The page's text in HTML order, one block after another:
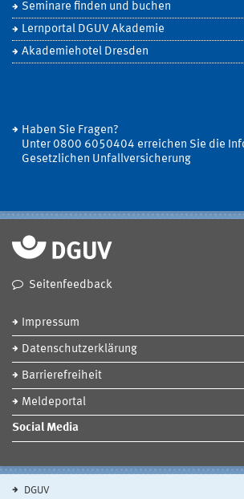
Seminare finden und buchen
Lernportal DGUV Akademie
Akademiehotel Dresden
Haben Sie Fragen?
Unter 0800 6050404 erreichen Sie die
Gesetzlichen Unfallversicherung
Seitenfeedback
Impressum
Datenschutzerklärung
Barrierefreiheit
Meldeportal
Social Media
DGUV